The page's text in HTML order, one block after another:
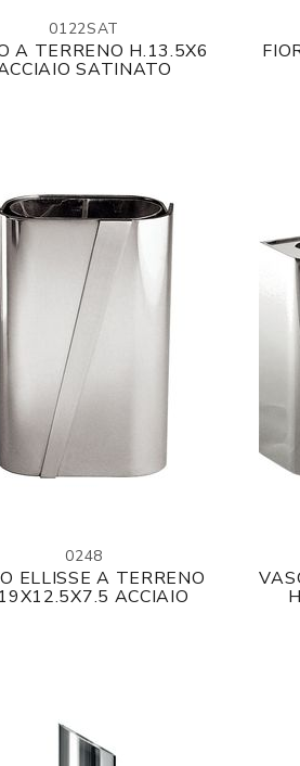
0122SAT
A TERRENO H.13.5X6
SATINATO
0248
ELLISSE A TERRENO
ACCIAIO